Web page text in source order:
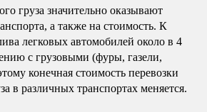
груза значительно оказывают
а также на стоимость. К
легковых автомобилей около в 4
с грузовыми (фуры, газели,
конечная стоимость перевозки
в различных транспортах меняется.